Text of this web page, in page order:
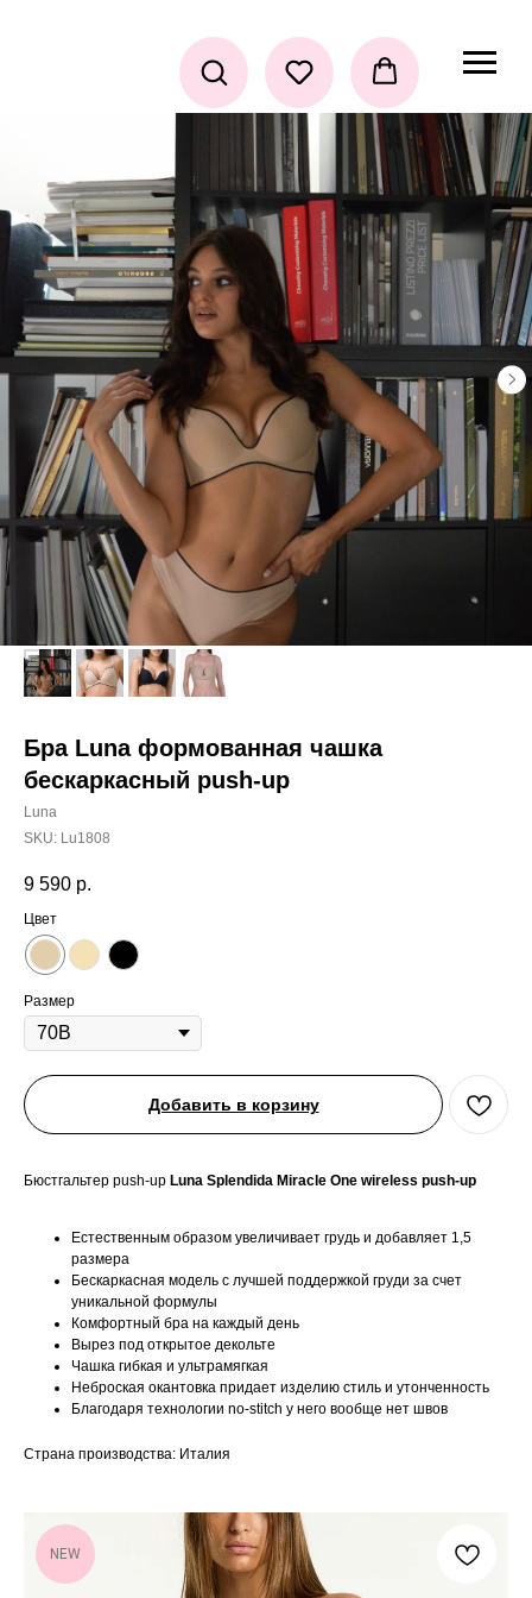
Бра Luna формованная чашка
бескаркасный push-up
Luna
SKU: Lu1808
9 590 р.
Цвет
Размер
Добавить в корзину
Бюстгальтер push-up Luna Splendida Miracle One wireless push-up
Естественным образом увеличивает грудь и добавляет 1,5
размера
Бескаркасная модель с лучшей поддержкой груди за счет
уникальной формулы
Комфортный бра на каждый день
Вырез под открытое декольте
Чашка гибкая и ультрамягкая
Неброская окантовка придает изделию стиль и утонченность
Благодаря технологии no-stitch у него вообще нет швов
Страна производства: Италия
NEW